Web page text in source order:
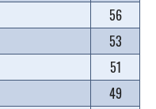
56
53
51
49